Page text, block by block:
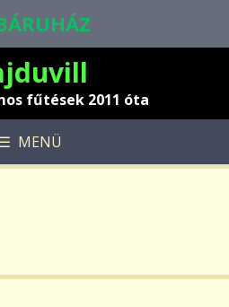
fűtések 2011 óta
MENÜ